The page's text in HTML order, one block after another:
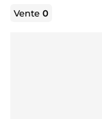
Vente0